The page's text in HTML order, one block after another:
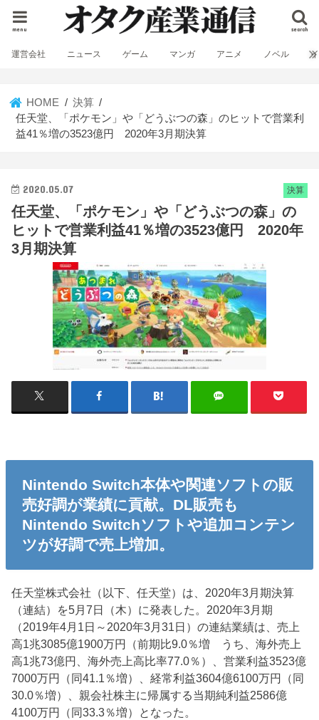
search
menu
運営会社 ニュース ゲーム マンガ アニメ ノベル
HOME
決算
任天堂、「ポケモン」や「どうぶつの森」のヒットで営業利
益41％増の3523億円 2020年3月期決算
決算
2020.05.07
任天堂、「ポケモン」や「どうぶつの森」の
ヒットで営業利益41％増の3523億円 2020年
3月期決算
Nintendo Switch本体や関連ソフトの販
売好調が業績に貢献。DL販売も
Nintendo Switchソフトや追加コンテン
ツが好調で売上増加。
任天堂株式会社（以下、任天堂）は、2020年3月期決算
（連結）を5月7日（木）に発表した。2020年3月期
（2019年4月1日～2020年3月31日）の連結業績は、売上
高1兆3085億1900万円（前期比9.0％増 うち、海外売上
高1兆73億円、海外売上高比率77.0％）、営業利益3523億
7000万円（同41.1％増）、経常利益3604億6100万円（同
30.0％増）、親会社株主に帰属する当期純利益2586億
4100万円（同33.3％増）となった。